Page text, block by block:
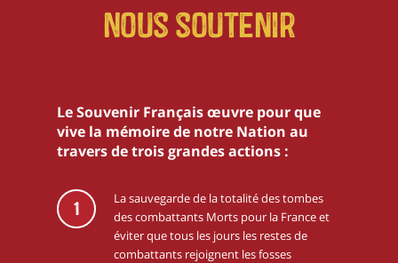
Nous soutenir
Le Souvenir Français œuvre pour que
vive la mémoire de notre Nation au
travers de trois grandes actions :
1
La sauvegarde de la totalité des tombes
des combattants Morts pour la France et
éviter que tous les jours les restes de
combattants rejoignent les fosses